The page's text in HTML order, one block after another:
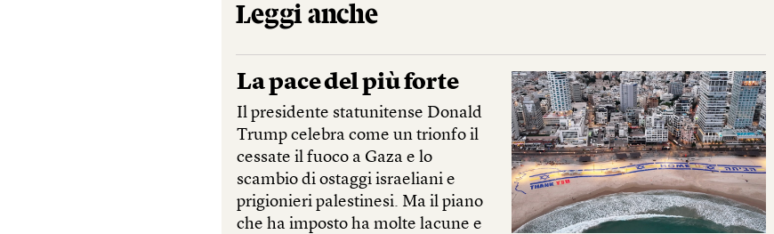
Leggi anche
La pace del più forte
Il presidente statunitense Donald
Trump celebra come un trionfo il
cessate il fuoco a Gaza e lo
scambio di ostaggi israeliani e
prigionieri palestinesi. Ma il piano
che ha imposto ha molte lacune e